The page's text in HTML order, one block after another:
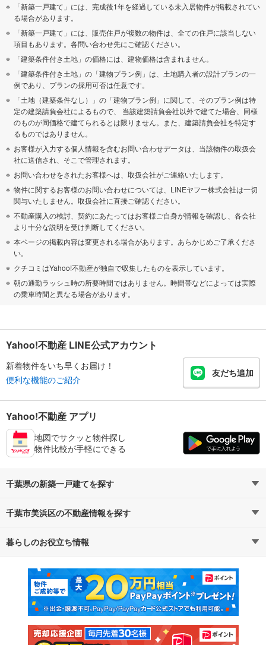
「新築一戸建て」には、完成後1年を経過している未入居物件が掲載されてい
る場合があります。
「新築一戸建て」には、販売住戸が複数の物件は、全ての住戸に該当しない
項目もあります。各問い合わせ先にご確認ください。
「建築条件付き土地」の価格には、建物価格は含まれません。
「建築条件付き土地」の「建物プラン例」は、土地購入者の設計プランの一
例であり、プランの採用可否は任意です。
「土地（建築条件なし）」の「建物プラン例」に関して、そのプラン例は特
定の建築請負会社によるもので、 当該建築請負会社以外で建てた場合、同様
のものが同価格で建てられるとは限りません。また、建築請負会社を特定す
るものではありません。
お客様が入力する個人情報を含むお問い合わせデータは、当該物件の取扱会
社に送信され、そこで管理されます。
お問い合わせをされたお客様へは、取扱会社がご連絡いたします。
物件に関するお客様のお問い合わせについては、LINEヤフー株式会社は一切
関与いたしません。取扱会社に直接ご確認ください。
不動産購入の検討、契約にあたってはお客様ご自身が情報を確認し、各会社
より十分な説明を受け判断してください。
本ページの掲載内容は変更される場合があります。あらかじめご了承くださ
い。
クチコミはYahoo!不動産が独自で収集したものを表示しています。
朝の通勤ラッシュ時の所要時間ではありません。時間帯などによっては実際
の乗車時間と異なる場合があります。
Yahoo!不動産 LINE公式アカウント
新着物件をいち早くお届け！
便利な機能のご紹介
友だち追加
Yahoo!不動産 アプリ
地図でサクッと物件探し
物件比較が手軽にできる
千葉県の新築一戸建てを探す
路線・駅から探す
通勤・通学時間から探す
千葉市美浜区の不動産情報を探す
不動産・住宅
新築マンション 中古マンション
新築一戸建て 中古一戸建て
注文住宅 土地
暮らしのお役立ち情報
マンションカタログ 教えて！住まいの先生